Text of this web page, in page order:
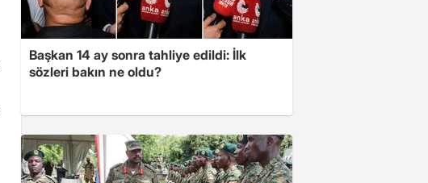
Başkan 14 ay sonra tahliye edildi: İlk
sözleri bakın ne oldu?